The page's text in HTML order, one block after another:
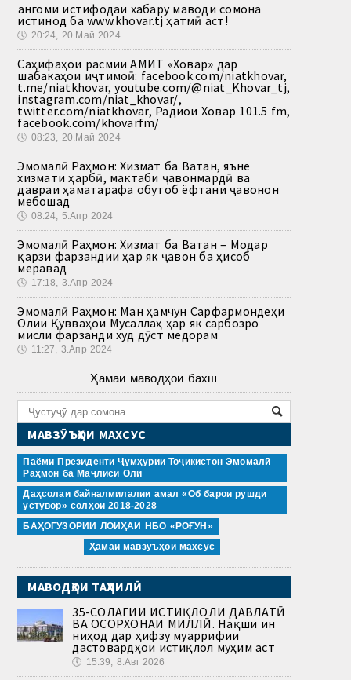
Ҳангоми истифодаи хабару маводи сомона
истинод ба www.khovar.tj ҳатмӣ аст!
🕔 20:24, 20.Май 2024
Саҳифаҳои расмии АМИТ «Ховар» дар
шабакаҳои иҷтимоӣ: facebook.com/niatkhovar,
t.me/niatkhovar, youtube.com/@niat_Khovar_tj,
instagram.com/niat_khovar/,
twitter.com/niatkhovar, Радиои Ховар 101.5 fm,
facebook.com/khovarfm/
🕔 08:23, 20.Май 2024
Эмомалӣ Раҳмон: Хизмат ба Ватан, яъне
хизмати ҳарбӣ, мактаби ҷавонмардӣ ва
давраи ҳаматарафа обутоб ёфтани ҷавонон
мебошад
🕔 08:24, 5.Апр 2024
Эмомалӣ Раҳмон: Хизмат ба Ватан – Модар
қарзи фарзандии ҳар як ҷавон ба ҳисоб
меравад
🕔 17:18, 3.Апр 2024
Эмомалӣ Раҳмон: Ман ҳамчун Сарфармондеҳи
Олии Қувваҳои Мусаллаҳ ҳар як сарбозро
мисли фарзанди худ дӯст медорам
🕔 11:27, 3.Апр 2024
Ҳамаи маводҳои бахш
МАВЗӮЪҲОИ МАХСУС
Паёми Президенти Ҷумҳурии Тоҷикистон Эмомалӣ
Раҳмон ба Маҷлиси Олӣ
Даҳсолаи байналмилалии амал «Об барои рушди
устувор» солҳои 2018-2028
БАҲОГУЗОРИИ ЛОИҲАИ НБО «РОҒУН»
Ҳамаи мавзӯъҳои махсус
МАВОДҲОИ ТАҲЛИЛӢ
35-СОЛАГИИ ИСТИҚЛОЛИ ДАВЛАТӢ
ВА ОСОРХОНАИ МИЛЛӢ. Нақши ин
ниҳод дар ҳифзу муаррифии
дастовардҳои истиқлол муҳим аст
🕔 15:39, 8.Авг 2026